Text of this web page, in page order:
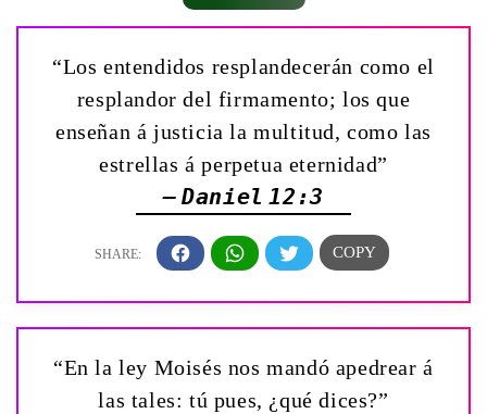
“Los entendidos resplandecerán como el
resplandor del firmamento; los que
enseñan á justicia la multitud, como las
estrellas á perpetua eternidad”
— Daniel 12:3
“En la ley Moisés nos mandó apedrear á
las tales: tú pues, ¿qué dices?”